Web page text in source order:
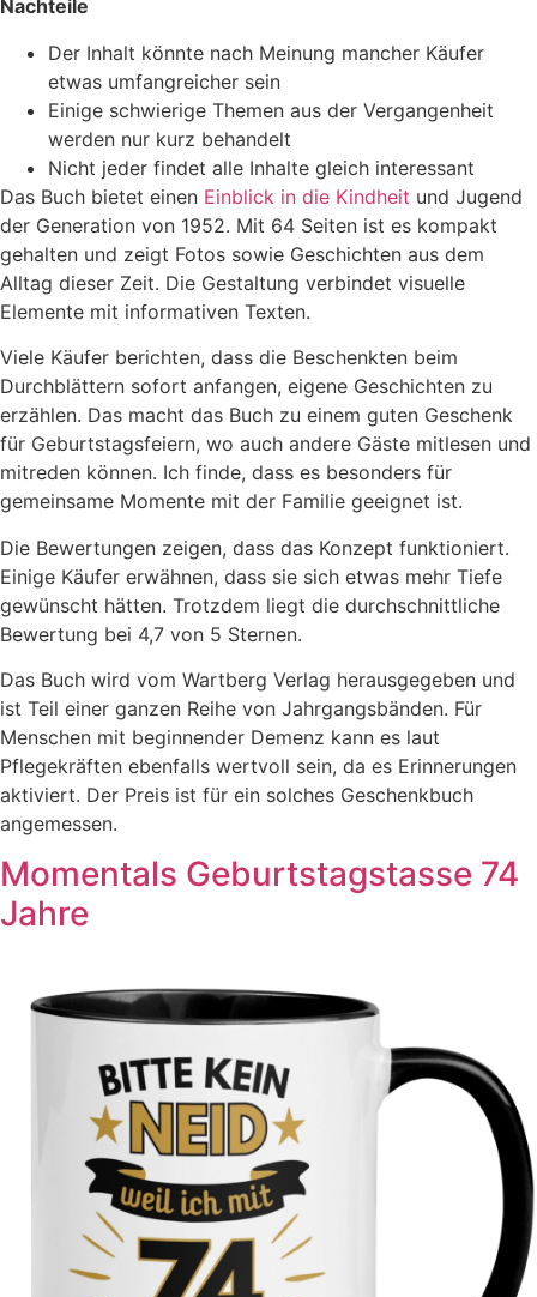
Nachteile
Der Inhalt könnte nach Meinung mancher Käufer
etwas umfangreicher sein
Einige schwierige Themen aus der Vergangenheit
werden nur kurz behandelt
Nicht jeder findet alle Inhalte gleich interessant
Das Buch bietet einen Einblick in die Kindheit und Jugend
der Generation von 1952. Mit 64 Seiten ist es kompakt
gehalten und zeigt Fotos sowie Geschichten aus dem
Alltag dieser Zeit. Die Gestaltung verbindet visuelle
Elemente mit informativen Texten.
Viele Käufer berichten, dass die Beschenkten beim
Durchblättern sofort anfangen, eigene Geschichten zu
erzählen. Das macht das Buch zu einem guten Geschenk
für Geburtstagsfeiern, wo auch andere Gäste mitlesen und
mitreden können. Ich finde, dass es besonders für
gemeinsame Momente mit der Familie geeignet ist.
Die Bewertungen zeigen, dass das Konzept funktioniert.
Einige Käufer erwähnen, dass sie sich etwas mehr Tiefe
gewünscht hätten. Trotzdem liegt die durchschnittliche
Bewertung bei 4,7 von 5 Sternen.
Das Buch wird vom Wartberg Verlag herausgegeben und
ist Teil einer ganzen Reihe von Jahrgangsbänden. Für
Menschen mit beginnender Demenz kann es laut
Pflegekräften ebenfalls wertvoll sein, da es Erinnerungen
aktiviert. Der Preis ist für ein solches Geschenkbuch
angemessen.
Momentals Geburtstagstasse 74
Jahre